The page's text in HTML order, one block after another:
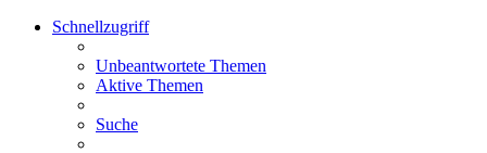
Schnellzugriff
Unbeantwortete Themen
Aktive Themen
Suche